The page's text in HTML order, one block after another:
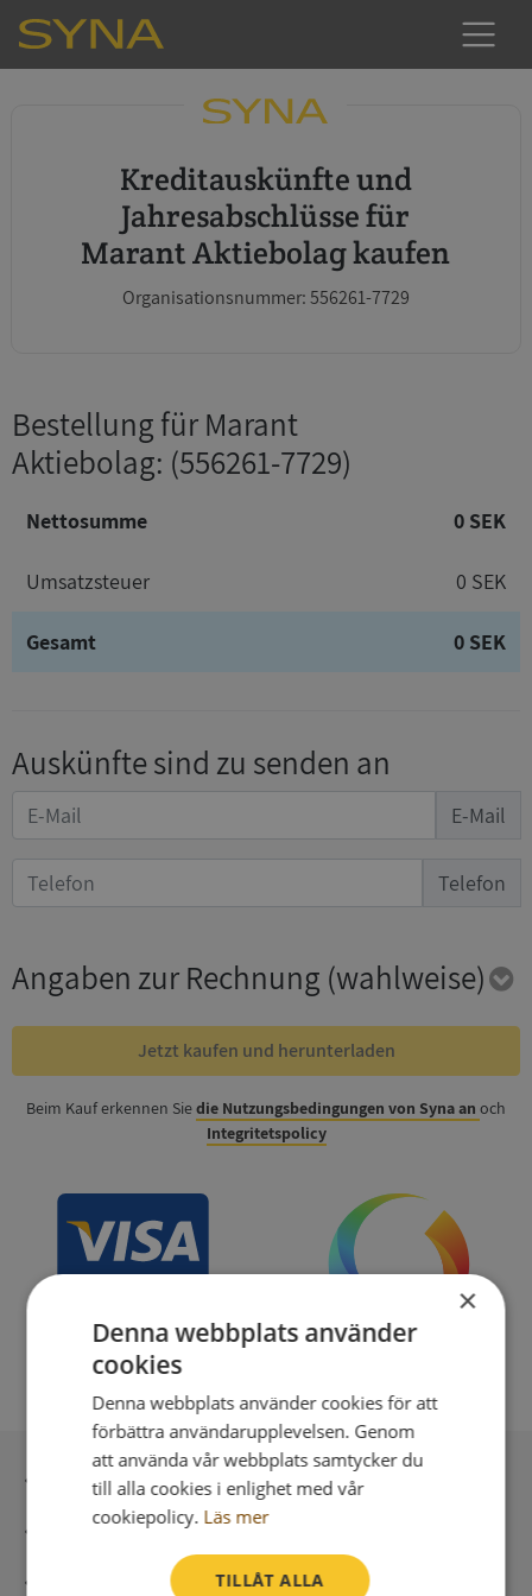
Kreditauskünfte und
Jahresabschlüsse für
Marant Aktiebolag kaufen
Organisationsnummer: 556261-7729
Bestellung für Marant
Aktiebolag: (556261-7729)
Nettosumme 0 SEK
Umsatzsteuer 0 SEK
Gesamt 0 SEK
Auskünfte sind zu senden an
E-Mail
Telefon
Angaben zur Rechnung (wahlweise)
Jetzt kaufen und herunterladen
Beim Kauf erkennen Siedie Nutzungsbedingungen von Syna an och
Integritetspolicy
Sichere Bezahlung mit stripe
Unmittelbare Lieferung digital
Syna – Kreditauskünfte seit 1947
×
Denna webbplats använder
cookies
Denna webbplats använder cookies för att
förbättra användarupplevelsen. Genom
att använda vår webbplats samtycker du
till alla cookies i enlighet med vår
cookiepolicy. Läs mer
TILLÅT ALLA